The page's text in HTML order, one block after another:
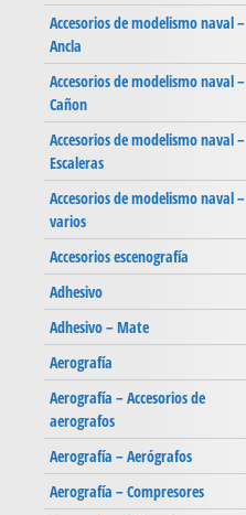
Accesorios de modelismo naval –
Ancla
Accesorios de modelismo naval –
Cañon
Accesorios de modelismo naval –
Escaleras
Accesorios de modelismo naval –
varios
Accesorios escenografía
Adhesivo
Adhesivo – Mate
Aerografía
Aerografía – Accesorios de
aerografos
Aerografía – Aerógrafos
Aerografía – Compresores